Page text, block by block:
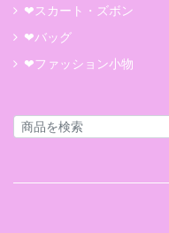
❤スカート・ズボン
❤バッグ
❤ファッション小物